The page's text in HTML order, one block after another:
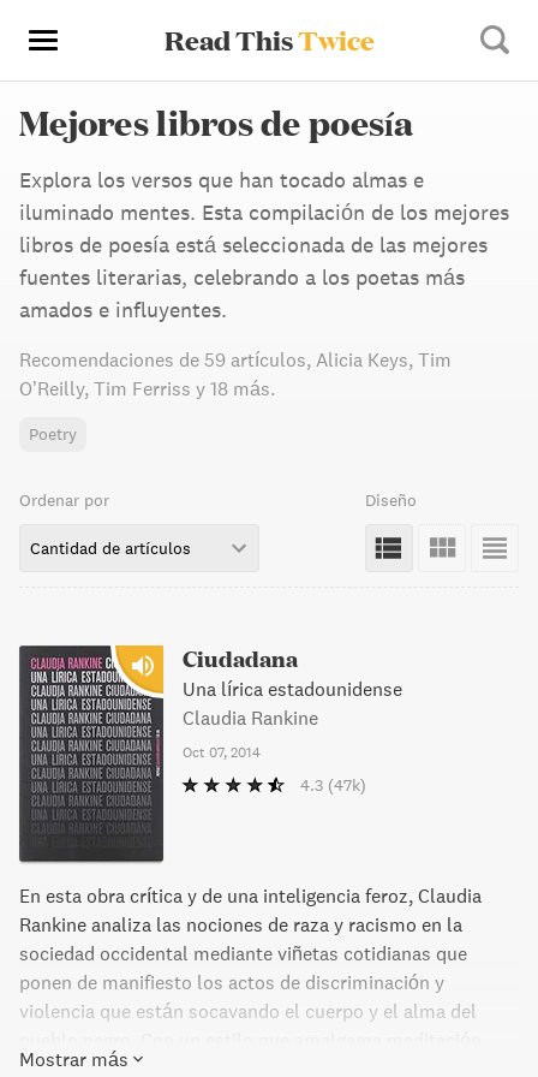
Read ThisTwice
Mejores libros de poesía
Explora los versos que han tocado almas e
iluminado mentes. Esta compilación de los mejores
libros de poesía está seleccionada de las mejores
fuentes literarias, celebrando a los poetas más
amados e influyentes.
Recomendaciones de 59 artículos, Alicia Keys, Tim
O’Reilly, Tim Ferriss y 18 más.
Poetry
Ordenar por
Cantidad de artículos
Diseño
Ciudadana
Una lírica estadounidense
Claudia Rankine
Oct 07, 2014
4.3 (47k)
En esta obra crítica y de una inteligencia feroz, Claudia
Rankine analiza las nociones de raza y racismo en la
sociedad occidental mediante viñetas cotidianas que
ponen de manifiesto los actos de discriminación y
violencia que están socavando el cuerpo y el alma del
imagen y verso, la autora conforma un poderoso
Mostrar más